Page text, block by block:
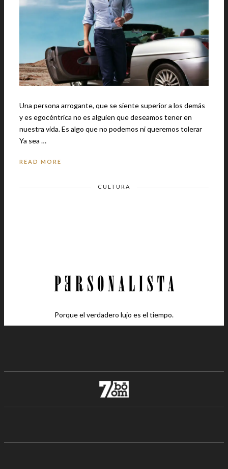
Una persona arrogante, que se siente superior a los demás
y es egocéntrica no es alguien que deseamos tener en
nuestra vida. Es algo que no podemos ni queremos tolerar
Ya sea …
READ MORE
CULTURA
Porque el verdadero lujo es el tiempo.